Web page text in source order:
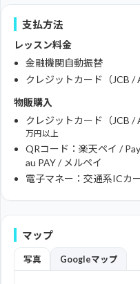
支払方法
レッスン料金
金融機関自動振替
クレジットカード（JCB /
物販購入
クレジットカード（JCB /
万円以上
QRコード：楽天ペイ /
au PAY / メルペイ
電子マネー：交通系ICカ
マップ
写真 Googleマップ